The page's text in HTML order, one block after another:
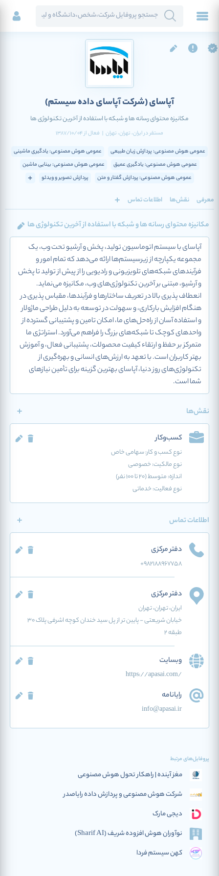
آپاسای(شرکت آپاسای داده سیستم)
مکانیزه محتوای رسانه ها و شبکه با استفاده از آخرین تکنولوژی ها
مستقر درایران، تهران، تهران | فعالاز1387/10/04
عمومی هوش مصنوعی: پردازش زبان طبیعی
عمومی هوش مصنوعی: یادگیری ماشینی
عمومی هوش مصنوعی: یادگیری عمیق
عمومی هوش مصنوعی: بینایی ماشین
عمومی هوش مصنوعی: پردازش گفتار و متن
پردازش تصویر و ویدئو
معرفی نقش‌ها اطلاعات تماس
مکانیزه محتوای رسانه ها و شبکه با استفاده از آخرین تکنولوژی ها
آپاسای با سیستم اتوماسیون تولید، پخش و آرشیو تحت وب، یک
مجموعه یکپارچه از زیرسیستم‌ها ارائه می‌دهد که تمام امور و
فرآیندهای شبکه‌های تلویزیونی و رادیویی را از پیش از تولید تا پخش
و آرشیو، مبتنی بر آخرین تکنولوژی‌های وب، مکانیزه می‌نماید.
انعطاف پذیری بالا در تعریف ساختارها و فرآیندها، مقیاس پذیری در
هنگام افزایش بارکاری، و سهولت در توسعه به دلیل طراحی ماژولار
و استفاده آسان از راه‌حل‌های ما، امکان تامین و پشتیبانی گسترده از
واحدهای کوچک تا شبکه‌های بزرگ را فراهم می‌آورد. استراتژی ما
متمرکز بر حفظ و ارتقاء کیفیت محصولات، پشتیبانی فعال، و آموزش
بهتر کاربران است. با تعهد به ارزش‌های انسانی و بهره‌گیری از
تکنولوژی‌های روز دنیا، آپاسای بهترین گزینه برای تأمین نیازهای
شما است.
نقش‌ها
کسب‌وکار
نوع کسب و کار:سهامی خاص
نوع مالکیت: خصوصی
اندازه: متوسط (20 تا 100 نفر)
نوع فعالیت:خدماتی
اطلاعات تماس
دفتر مرکزی
+982188967758
دفتر مرکزی
ایران، تهران، تهران
خیابان شریعتی - پایین تر از پل سید خندان کوچه اشرفی پلاک 30
طبقه 2
وبسایت
https://apasai.com/
رایانامه
info@apasai.ir
پروفایل‌های مرتبط
مغز آینده | راهکار تحول هوش مصنوعی
شرکت هوش مصنوعی و پردازش داده رایاصدر
دیجی مارک
نوآوران هوش افزوده‌ شریف (Sharif AI)
کهن سیستم فردا